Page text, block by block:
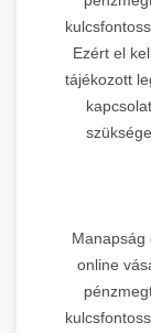
Ezért el
tájékozott
Manapság
online